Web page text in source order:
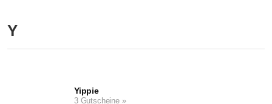
Y
Yippie
3 Gutscheine »